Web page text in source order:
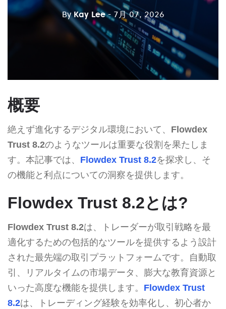
ByKay Lee - 7月 07, 2026
概要
絶えず進化するデジタル環境において、 Flowdex
Trust 8.2のようなツールは重要な役割を果たしま
す。本記事では、 Flowdex Trust 8.2を探求し、そ
の機能と利点についての洞察を提供します。
Flowdex Trust 8.2とは?
Flowdex Trust 8.2は、トレーダーが取引戦略を最
適化するための包括的なツールを提供するよう設計
された最先端の取引プラットフォームです。自動取
引、リアルタイムの市場データ、膨大な教育資源と
いった高度な機能を提供します。 Flowdex Trust
8.2は、トレーディング経験を効率化し、初心者か